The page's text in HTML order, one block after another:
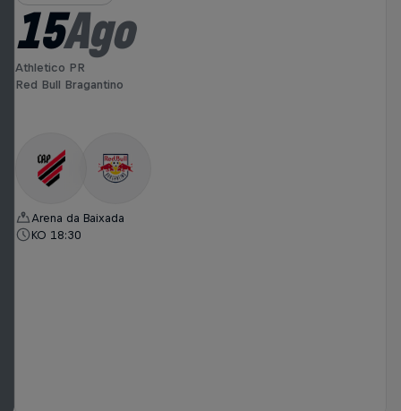
15Ago
Athletico PR
Red Bull Bragantino
Arena da Baixada
KO 18:30